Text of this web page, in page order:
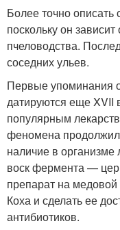
Более точно описать
поскольку он
пчеловодства.
соседних ульев.
Первые упоминания
датируются еще XVII
популярным
феномена
наличие в
воск фермента —
препарат на
Коха и сделать ее
антибиотиков.